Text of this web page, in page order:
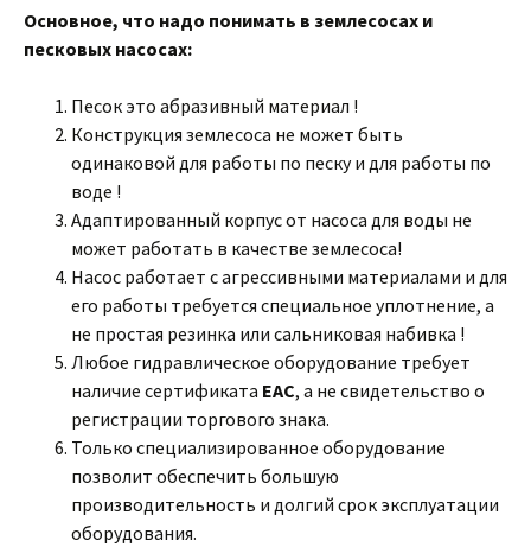
Основное, что надо понимать в землесосах и
песковых насосах:
Песок это абразивный материал !
Конструкция землесоса не может быть
одинаковой для работы по песку и для работы по
воде !
Адаптированный корпус от насоса для воды не
может работать в качестве землесоса!
Насос работает с агрессивными материалами и для
его работы требуется специальное уплотнение, а
не простая резинка или сальниковая набивка !
Любое гидравлическое оборудование требует
наличие сертификата EAC, а не свидетельство о
регистрации торгового знака.
Только специализированное оборудование
позволит обеспечить большую
производительность и долгий срок эксплуатации
оборудования.